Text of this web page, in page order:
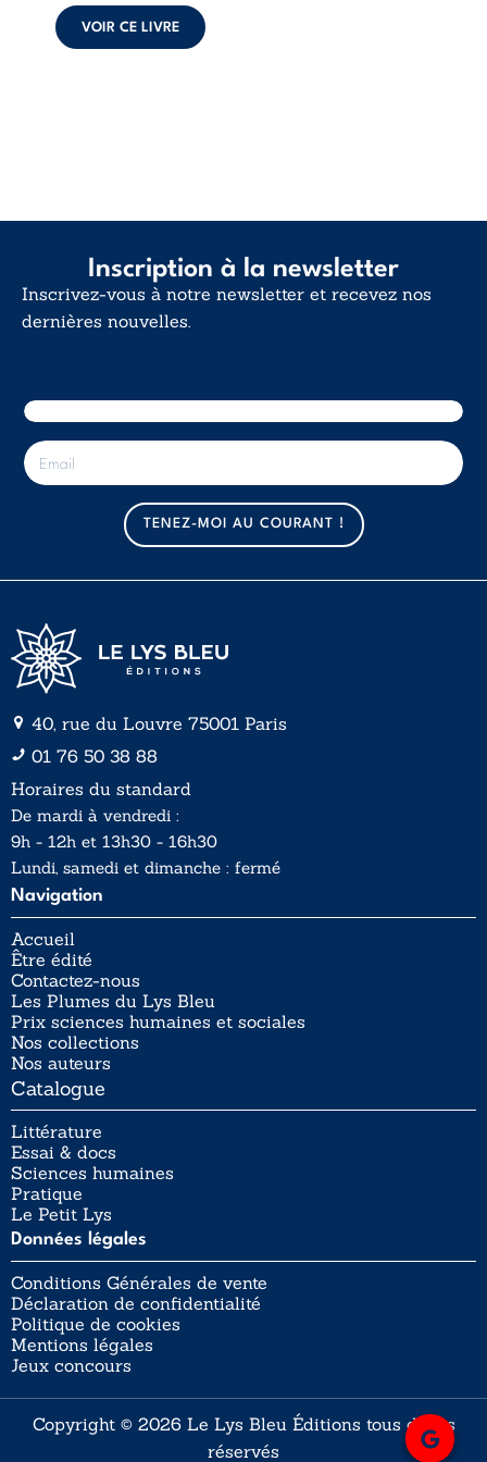
et la ...
VOIR CE LIVRE
Inscription à la newsletter
Inscrivez-vous à notre newsletter et recevez nos
dernières nouvelles.
E
-
m
TENEZ-MOI AU COURANT !
40, rue du Louvre 75001 Paris
01 76 50 38 88
Horaires du standard
De mardi à vendredi :
9h - 12h et 13h30 - 16h30
Lundi, samedi et dimanche : fermé
Navigation
Accueil
Être édité
Contactez-nous
Les Plumes du Lys Bleu
Prix sciences humaines et sociales
Nos collections
Nos auteurs
Catalogue
Littérature
Essai & docs
Sciences humaines
Pratique
Le Petit Lys
Données légales
Conditions Générales de vente
Déclaration de confidentialité
Politique de cookies
Mentions légales
Jeux concours
Copyright © 2026 Le Lys Bleu Éditions tous droits
réservés